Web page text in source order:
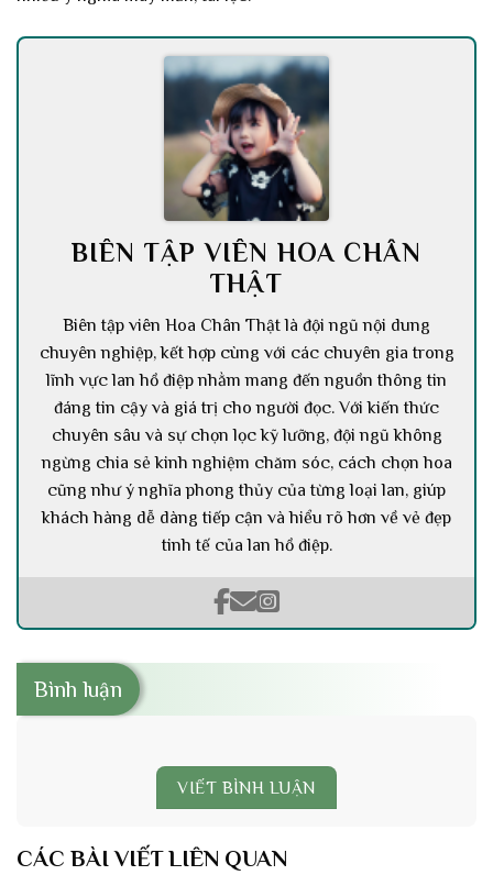
BIÊN TẬP VIÊN HOA CHÂN
THẬT
Biên tập viên Hoa Chân Thật là đội ngũ nội dung
chuyên nghiệp, kết hợp cùng với các chuyên gia trong
lĩnh vực lan hồ điệp nhằm mang đến nguồn thông tin
đáng tin cậy và giá trị cho người đọc. Với kiến thức
chuyên sâu và sự chọn lọc kỹ lưỡng, đội ngũ không
ngừng chia sẻ kinh nghiệm chăm sóc, cách chọn hoa
cũng như ý nghĩa phong thủy của từng loại lan, giúp
khách hàng dễ dàng tiếp cận và hiểu rõ hơn về vẻ đẹp
tinh tế của lan hồ điệp.
Bình luận
VIẾT BÌNH LUẬN
CÁC BÀI VIẾT LIÊN QUAN